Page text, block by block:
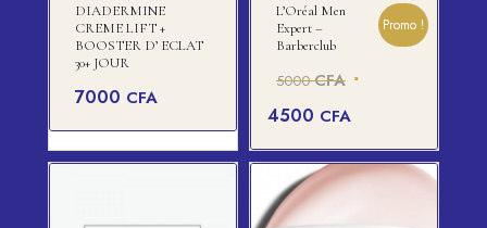
DIADERMINE
CREME LIFT +
BOOSTER D’ ECLAT
30+ JOUR
7000 CFA
L’Oréal Men
Expert –
Barberclub
5000CFA Le
initial
était :
5000 CFA.
4500 CFA
actuel
est :
Promo !